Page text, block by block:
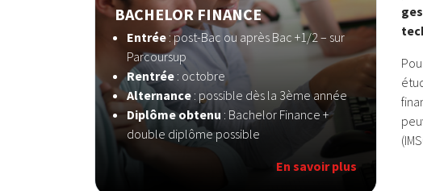
BACHELOR FINANCE
Entrée : post-Bac ou après Bac +1/2 – sur
Parcoursup
Rentrée : octobre
Alternance : possible dès la 3ème année
Diplôme obtenu : Bachelor Finance +
double diplôme possible
En savoir plus